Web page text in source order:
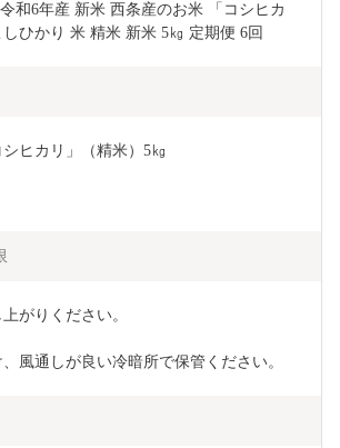
令和6年産 新米 西条産のお米 「コシヒカ
ひかり 米 精米 新米 5㎏ 定期便 6回
ヒカリ」（精米）5㎏
がりください。
風通しが良い冷暗所で保管ください。